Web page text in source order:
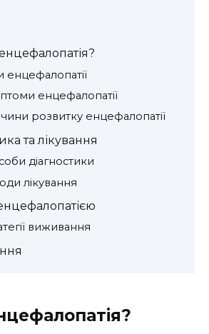
енцефалопатії
енцефалопатії
розвитку енцефалопатії
та лікування
діагностики
лікування
виживання